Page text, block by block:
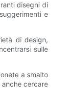
disegni di
e
di design,
sulle
a smalto
cercare